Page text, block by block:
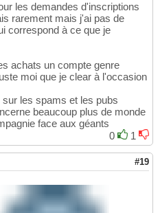
les demandes d'inscriptions
rarement mais j'ai pas de
correspond à ce que je
achats un compte genre
moi que je clear à l'occasion
les spams et les pubs
beaucoup plus de monde
face aux géants
0
1
#19